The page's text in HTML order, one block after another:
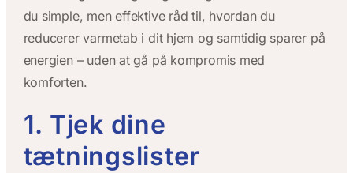
du simple, men effektive råd til, hvordan du
reducerer varmetab i dit hjem og samtidig sparer på
energien – uden at gå på kompromis med
komforten.
1. Tjek dine
tætningslister